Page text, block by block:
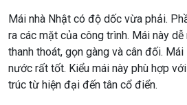
Mái nhà Nhật có độ dốc vừa phải.
ra các mặt của công trình. Mái này
thanh thoát, gọn gàng và cân đối.
nước rất tốt. Kiểu mái này phù hợp
trúc từ hiện đại đến tân cổ điển.